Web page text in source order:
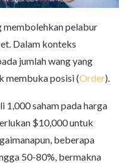
membolehkan pelabur
Dalam konteks
jumlah wang yang
membuka posisi (Order).
1,000 saham pada harga
$10,000 untuk
beberapa
50-80%, bermakna